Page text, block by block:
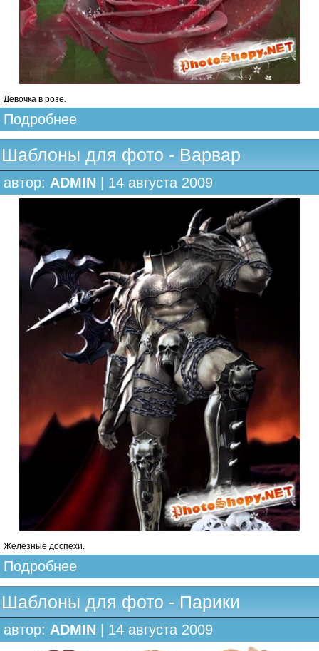
Девочка в розе.
Подробнее
Шаблоны для фото - Варвар
автор: ADMIN | 14 августа 2009
Железные доспехи.
Подробнее
Шаблоны для фото - Парики
автор: ADMIN | 14 августа 2009